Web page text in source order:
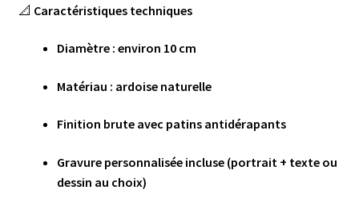
📐 Caractéristiques techniques
Diamètre : environ 10 cm
Matériau : ardoise naturelle
Finition brute avec patins antidérapants
Gravure personnalisée incluse (portrait + texte ou
dessin au choix)